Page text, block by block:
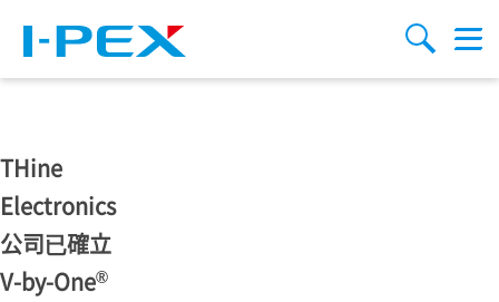
搜索
Menu
THine
Electronics
公司已確立
V-by-One®